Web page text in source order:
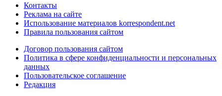
Контакты
Реклама на сайте
Использование материалов korrespondent.net
Правила пользования сайтом
Договор пользования сайтом
Политика в сфере конфиденциальности и персональных
данных
Пользовательское соглашение
Редакция